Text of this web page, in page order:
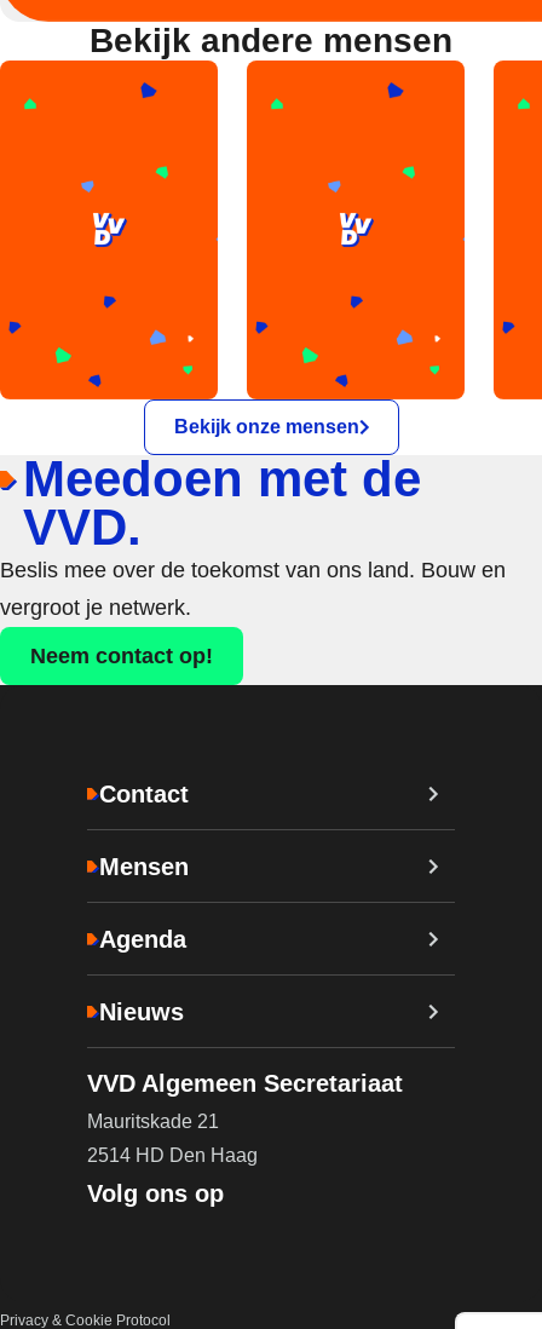
Bekijk andere mensen
Bekijk onze mensen
Meedoen met de
VVD.
Beslis mee over de toekomst van ons land. Bouw en
vergroot je netwerk.
Neem contact op!
Contact
Mensen
Agenda
Nieuws
VVD Algemeen Secretariaat
Mauritskade 21
2514 HD Den Haag
Volg ons op
Privacy & Cookie Protocol